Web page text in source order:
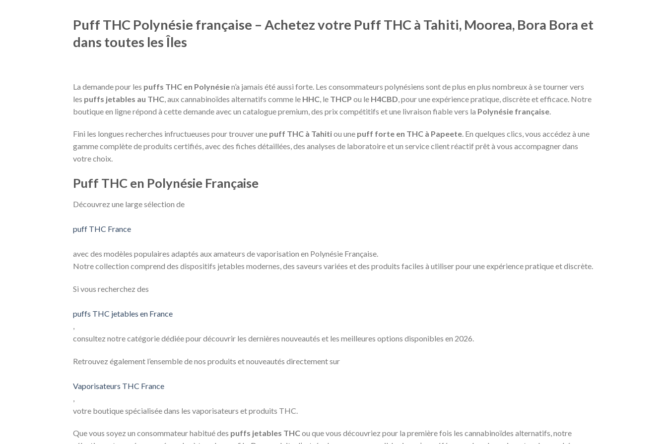
options
product
page
Puff THC Polynésie française – Achetez votre Puff THC à Tahiti, Moorea, Bora Bora et
dans toutes les Îles
La demande pour les puffs THC en Polynésien’a jamais été aussi forte. Les consommateurs polynésiens sont de plus en plus nombreux à se tourner vers
les puffs jetables au THC , aux cannabinoïdes alternatifs comme le HHC , le THCP ou le H4CBD , pour une expérience pratique, discrète et efficace. Notre
boutique en ligne répond à cette demande avec un catalogue premium, des prix compétitifs et une livraison fiable vers la Polynésie française
Fini les longues recherches infructueuses pour trouver une puff THC à Tahitiou une puff forte en THC à Papeete. En quelques clics, vous accédez à une
gamme complète de produits certifiés, avec des fiches détaillées, des analyses de laboratoire et un service client réactif prêt à vous accompagner dans
votre choix.
Puff THC en Polynésie Française
Découvrez une large sélection de
puff THC France
avec des modèles populaires adaptés aux amateurs de vaporisation en Polynésie Française.
Notre collection comprend des dispositifs jetables modernes, des saveurs variées et des produits faciles à utiliser pour une expérience pratique et discrète.
Si vous recherchez des
puffs THC jetables en France
,
consultez notre catégorie dédiée pour découvrir les dernières nouveautés et les meilleures options disponibles en 2026.
Retrouvez également l’ensemble de nos produits et nouveautés directement sur
Vaporisateurs THC France
votre boutique spécialisée dans les vaporisateurs et produits THC.
Que vous soyez un consommateur habitué des puffs jetables THCou que vous découvriez pour la première fois les cannabinoïdes alternatifs, notre